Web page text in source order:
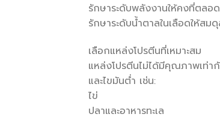
รักษาระดับพลังงานให้คงที่ตลอ
รักษาระดับน้ำตาลในเลือดให้ส
เลือกแหล่งโปรตีนที่เหมาะสม
แหล่งโปรตีนไม่ได้มีคุณภาพเท่
และไขมันต่ำ เช่น:
ไข่
ปลาและอาหารทะเล